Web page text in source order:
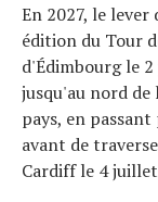
En 2027, le lever
édition du Tour
d'Édimbourg le
jusqu'au nord
pays, en
avant de
Cardiff le 4